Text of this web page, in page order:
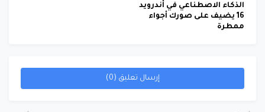
الذكاء الاصطناعي في أندرويد
16 يضيف على صورك أجواء
ممطرة
إرسال تعليق (0)